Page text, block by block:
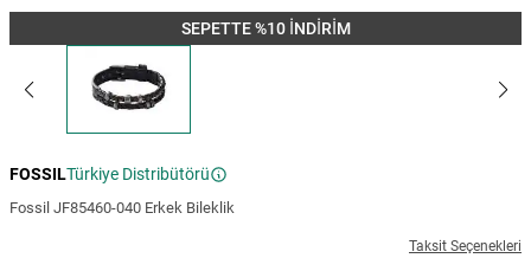
SEPETTE %10 İNDİRİM
FOSSILTürkiye Distribütörü
Fossil JF85460-040 Erkek Bileklik
Taksit Seçenekleri